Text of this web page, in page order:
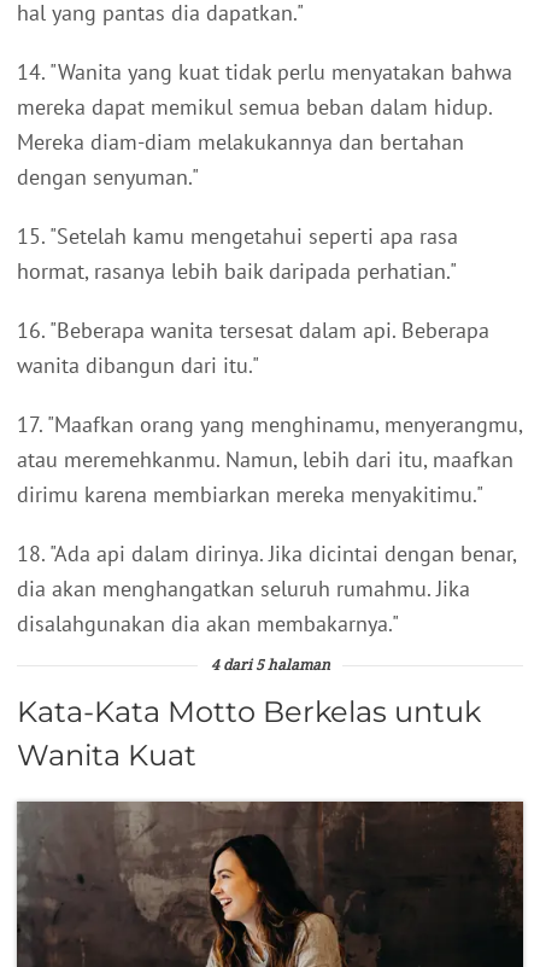
hal yang pantas dia dapatkan."
14. "Wanita yang kuat tidak perlu menyatakan bahwa
mereka dapat memikul semua beban dalam hidup.
Mereka diam-diam melakukannya dan bertahan
dengan senyuman."
15. "Setelah kamu mengetahui seperti apa rasa
hormat, rasanya lebih baik daripada perhatian."
16. "Beberapa wanita tersesat dalam api. Beberapa
wanita dibangun dari itu."
17. "Maafkan orang yang menghinamu, menyerangmu,
atau meremehkanmu. Namun, lebih dari itu, maafkan
dirimu karena membiarkan mereka menyakitimu."
18. "Ada api dalam dirinya. Jika dicintai dengan benar,
dia akan menghangatkan seluruh rumahmu. Jika
disalahgunakan dia akan membakarnya."
4 dari 5 halaman
Kata-Kata Motto Berkelas untuk
Wanita Kuat